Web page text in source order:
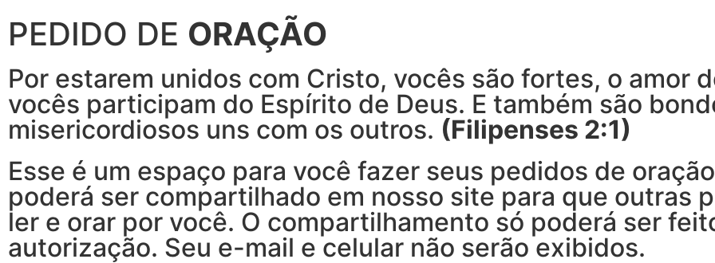
PEDIDO DE ORAÇÃO
Por estarem unidos com Cristo, vocês são fortes, o amor
vocês participam do Espírito de Deus. E também são
misericordiosos uns com os outros. (Filipenses 2:1)
Esse é um espaço para você fazer seus pedidos de
poderá ser compartilhado em nosso site para que outras
ler e orar por você. O compartilhamento só poderá ser
autorização. Seu e-mail e celular não serão exibidos.